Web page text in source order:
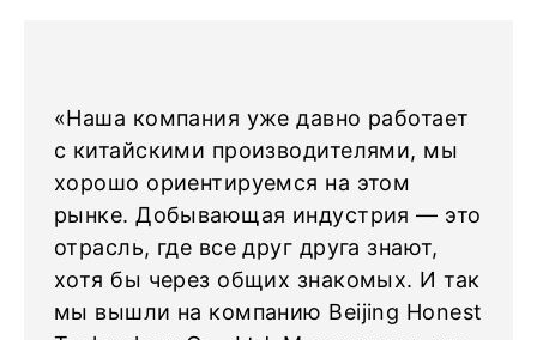
«Наша компания уже давно работает
с китайскими производителями, мы
хорошо ориентируемся на этом
рынке. Добывающая индустрия — это
отрасль, где все друг друга знают,
хотя бы через общих знакомых. И так
мы вышли на компанию Beijing Honest